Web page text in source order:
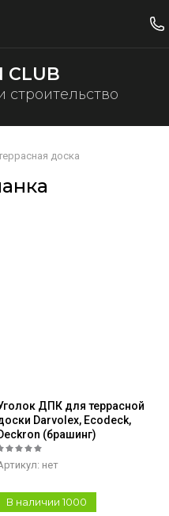
CLUB
строительство
доска
ДПК для террасной
Darvolex, Ecodeck,
(брашинг)
нет
В наличии1000